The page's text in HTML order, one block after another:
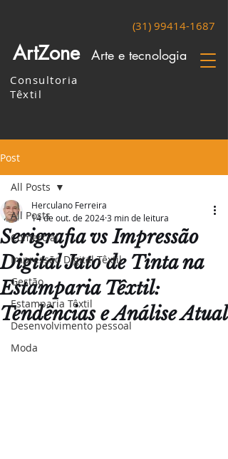
Consultoria
Têxtil
ArtZone Arte e tecnologia
(31) 99414-1687
Post
All Posts
Comercial
Impressão Digital Têxtil
Gestão
Estamparia Têxtil
Desenvolvimento pessoal
Moda
All Posts
Serigrafia vs Impressão
Digital Jato de Tinta na
Estamparia Têxtil:
Tendências e Análise Atual
Herculano Ferreira
14 de out. de 20243 min de leitura